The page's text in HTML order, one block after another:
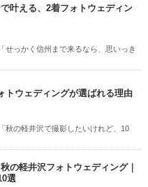
叶える、2着フォトウェディン
せっかく信州まで来るなら、思いっき
トウェディングが選ばれる理由
秋の軽井沢で撮影したいけれど、10
の軽井沢フォトウェディング｜
選